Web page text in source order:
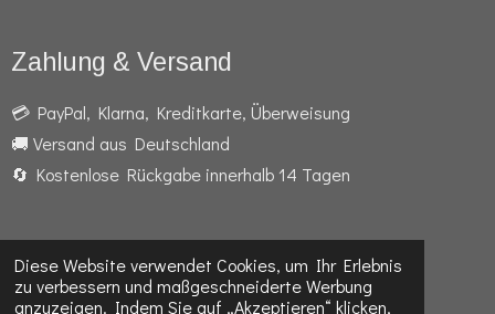
Diese Website verwendet Cookies, um Ihr Erlebnis
zu verbessern und maßgeschneiderte Werbung
anzuzeigen. Indem Sie auf „Akzeptieren“ klicken,
Zahlung & Versand
💳 PayPal, Klarna, Kreditkarte, Überweisung
🚚 Versand aus Deutschland
🔄 Kostenlose Rückgabe innerhalb 14 Tagen
F
a
I
n
W
h